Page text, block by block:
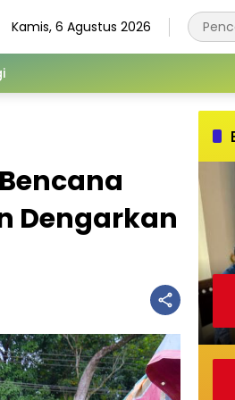
Kamis, 6 Agustus 2026
Dengarkan